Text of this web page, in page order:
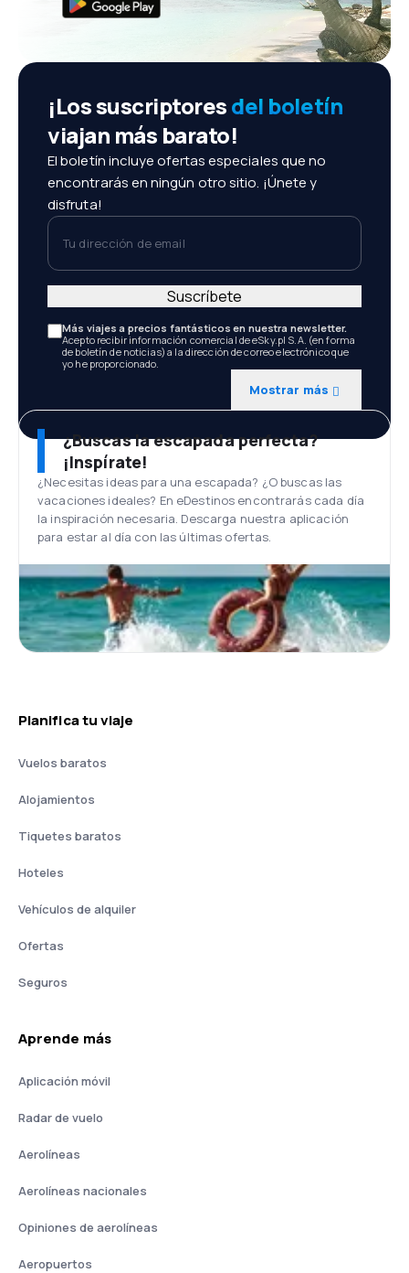
¡Los suscriptoresdel boletín
viajan más barato!
El boletín incluye ofertas especiales que no
encontrarás en ningún otro sitio. ¡Únete y
disfruta!
Tu dirección de email
Más viajes a precios fantásticos en nuestra newsletter.
Acepto recibir información comercial de eSky.pl S.A. (en forma
de boletín de noticias) a la dirección de correo electrónico que
yo he proporcionado.
Mostrar más
Suscríbete
¿Buscas la escapada perfecta?
¡Inspírate!
¿Necesitas ideas para una escapada? ¿O buscas las
vacaciones ideales? En eDestinos encontrarás cada día
la inspiración necesaria. Descarga nuestra aplicación
para estar al día con las últimas ofertas.
Planifica tu viaje
Vuelos baratos
Alojamientos
Tiquetes baratos
Hoteles
Vehículos de alquiler
Ofertas
Seguros
Aprende más
Aplicación móvil
Radar de vuelo
Aerolíneas
Aerolíneas nacionales
Opiniones de aerolíneas
Aeropuertos